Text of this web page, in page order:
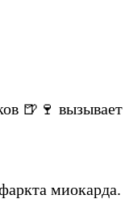
🍺🍷 вызывает
миокарда.